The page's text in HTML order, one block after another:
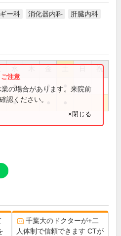
ー科 消化器内科
肝臓内科
祝
● ●
●
の場合があります。来院前
認ください。
×閉じる
千葉大のドクターが+二
人体制で信頼できます CTが